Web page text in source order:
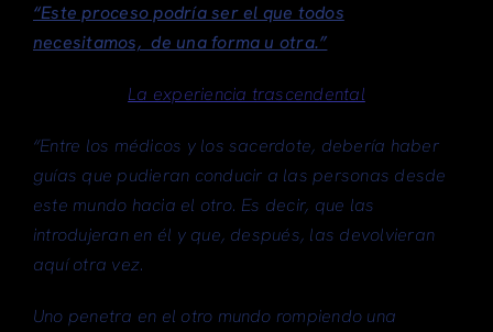
“Este proceso podría ser el que todos
necesitamos, de una forma u otra.”
La experiencia trascendental
“Entre los médicos y los sacerdote, debería haber
guías que pudieran conducir a las personas desde
este mundo hacia el otro. Es decir, que las
introdujeran en él y que, después, las devolvieran
aquí otra vez.
Uno penetra en el otro mundo rompiendo una